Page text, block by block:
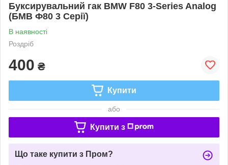
Буксирувальний гак BMW F80 3-Series Analog
(БМВ Ф80 3 Серії)
В наявності
Роздріб
400 ₴
Купити
або
Купити з
Що таке купити з Пром?